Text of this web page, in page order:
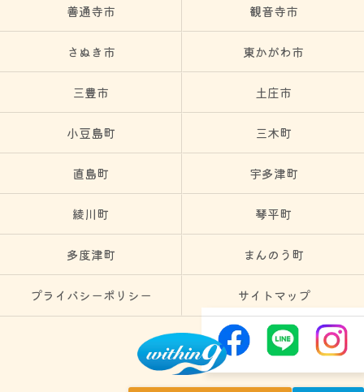
善通寺市 観音寺市
さぬき市 東かがわ市
三豊市 土庄市
小豆島町 三木町
直島町 宇多津町
綾川町 琴平町
多度津町 まんのう町
プライバシーポリシー サイトマップ